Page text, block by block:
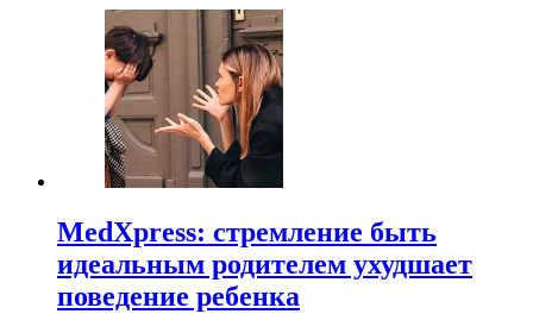
MedXpress: стремление быть
идеальным родителем ухудшает
поведение ребенка